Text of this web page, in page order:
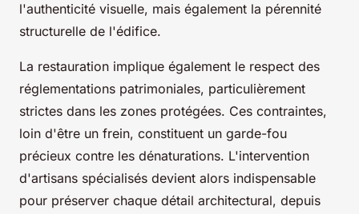
l'authenticité visuelle, mais également la pérennité
structurelle de l'édifice.
La restauration implique également le respect des
réglementations patrimoniales, particulièrement
strictes dans les zones protégées. Ces contraintes,
loin d'être un frein, constituent un garde-fou
précieux contre les dénaturations. L'intervention
d'artisans spécialisés devient alors indispensable
pour préserver chaque détail architectural, depuis